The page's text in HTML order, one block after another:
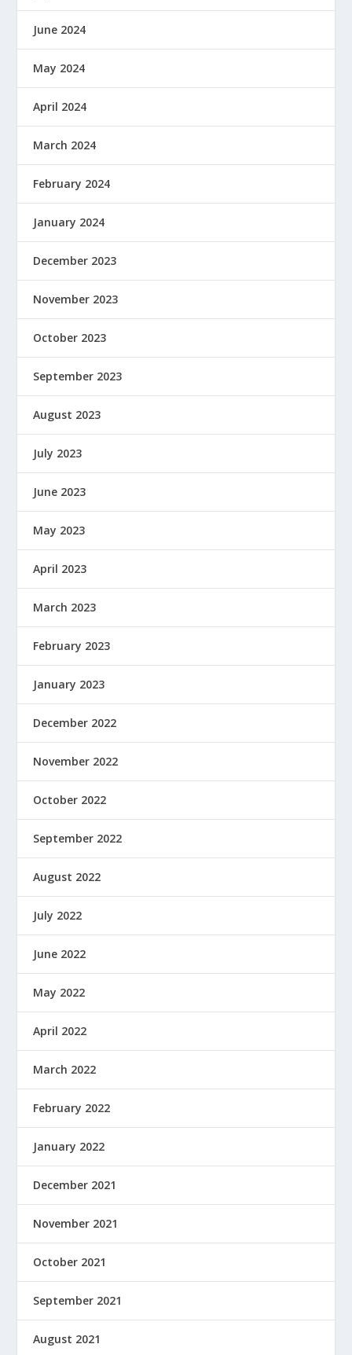
June 2024
May 2024
April 2024
March 2024
February 2024
January 2024
December 2023
November 2023
October 2023
September 2023
August 2023
July 2023
June 2023
May 2023
April 2023
March 2023
February 2023
January 2023
December 2022
November 2022
October 2022
September 2022
August 2022
July 2022
June 2022
May 2022
April 2022
March 2022
February 2022
January 2022
December 2021
November 2021
October 2021
September 2021
August 2021